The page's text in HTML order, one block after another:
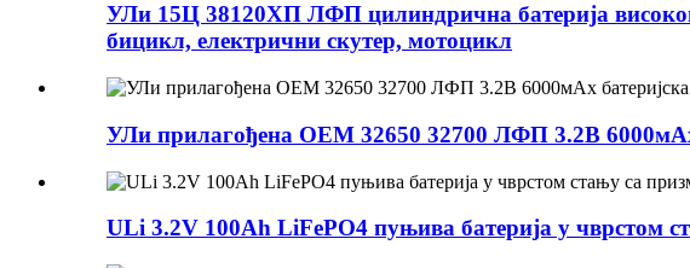
УЛи 15Ц 38120ХП ЛФП цилиндрична батерија
бицикл, електрични скутер, мотоцикл
УЛи прилагођена ОЕМ 32650 32700 ЛФП 3.2В
ULi 3.2V 100Ah LiFePO4 пуњива батерија у чврстом